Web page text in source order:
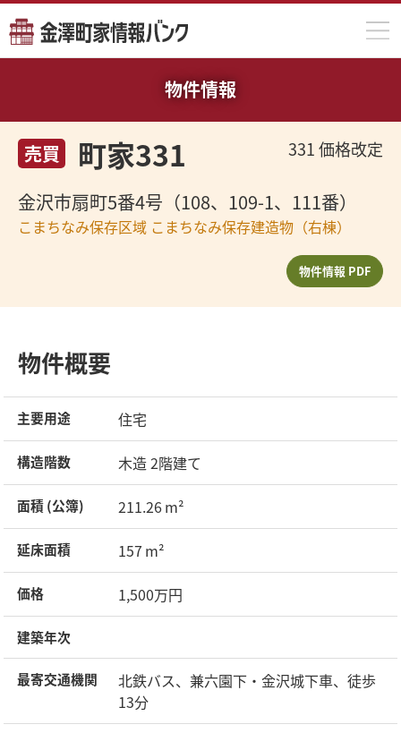
町家バンクの仕組み
掲載のお申し込み
利用上の注意
物件情報
331 価格改定
売買 町家331
金沢市扇町5番4号（108、109-1、111番）
こまちなみ保存区域 こまちなみ保存建造物（右棟）
物件情報 PDF
物件概要
主要用途 住宅
構造階数 木造 2階建て
面積 (公簿) 211.26 m²
延床面積 157 m²
価格 1,500万円
建築年次
最寄交通機関
北鉄バス、兼六園下・金沢城下車、徒歩
13分